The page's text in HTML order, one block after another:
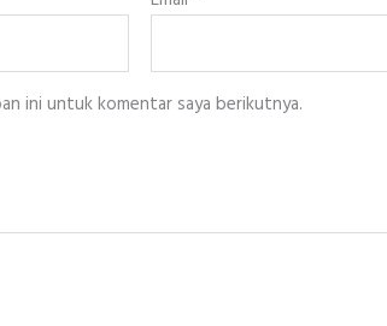
ini untuk komentar saya berikutnya.